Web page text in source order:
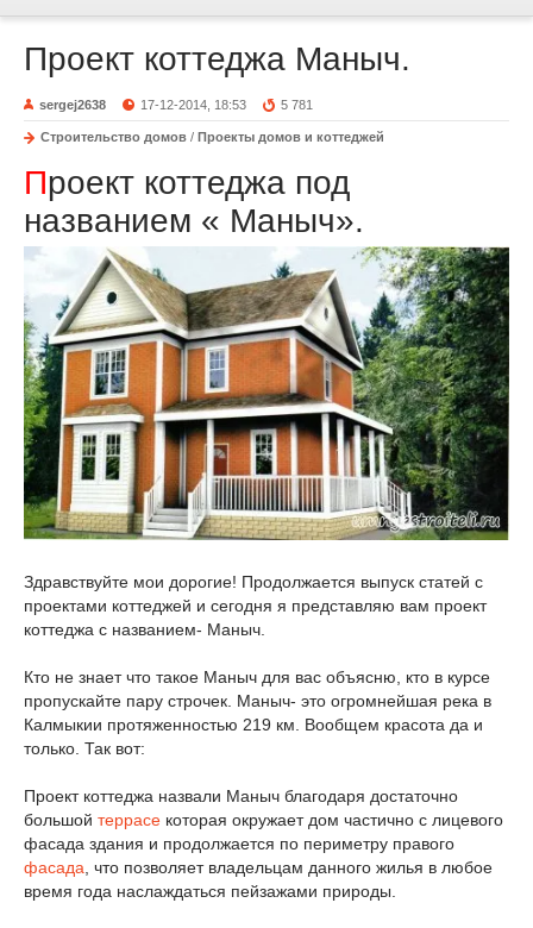
Проект коттеджа Маныч.
sergej2638 17-12-2014, 18:53 5 781
Строительство домов / Проекты домов и коттеджей
Проект коттеджа под
названием « Маныч».
Здравствуйте мои дорогие! Продолжается выпуск статей с
проектами коттеджей и сегодня я представляю вам проект
коттеджа с названием- Маныч.
Кто не знает что такое Маныч для вас объясню, кто в курсе
пропускайте пару строчек. Маныч- это огромнейшая река в
Калмыкии протяженностью 219 км. Вообщем красота да и
только. Так вот:
Проект коттеджа назвали Маныч благодаря достаточно
большой террасе которая окружает дом частично с лицевого
фасада здания и продолжается по периметру правого
фасада, что позволяет владельцам данного жилья в любое
время года наслаждаться пейзажами природы.